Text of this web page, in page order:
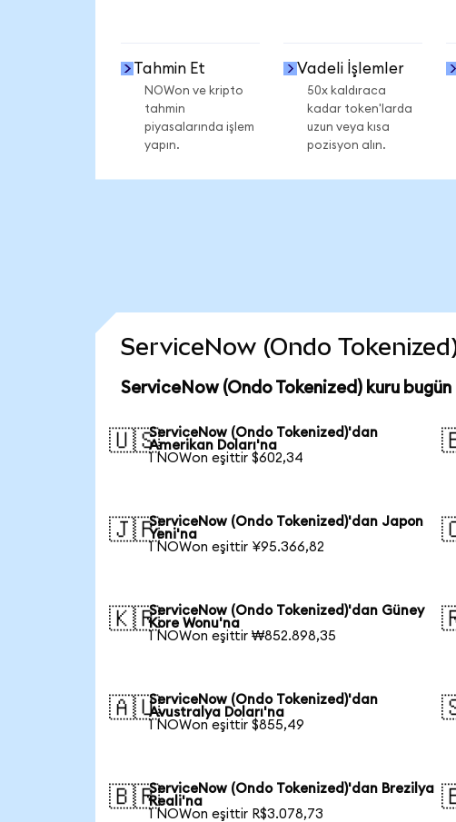
Tahmin Et
NOWon ve kripto
tahmin
piyasalarında işlem
yapın.
Vadeli İşlemler
50x kaldıraca
kadar token'larda
uzun veya kısa
pozisyon alın.
ServiceNow (Ondo
ServiceNow (Ondo Tokenized) kuru bugün
🇺🇸ServiceNow (Ondo Tokenized)'dan
Amerikan Doları'na
1 NOWon eşittir $602,34
🇯🇵ServiceNow (Ondo Tokenized)'dan Japon
Yeni'na
1 NOWon eşittir ¥95.366,82
🇰🇷ServiceNow (Ondo Tokenized)'dan Güney
Kore Wonu'na
1 NOWon eşittir ₩852.898,35
🇦🇺ServiceNow (Ondo Tokenized)'dan
Avustralya Doları'na
1 NOWon eşittir $855,49
🇧🇷ServiceNow (Ondo Tokenized)'dan Brezilya
Reali'na
1 NOWon eşittir R$3.078,73